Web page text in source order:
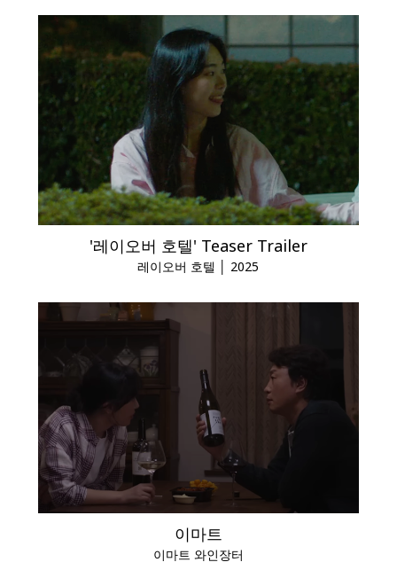
'레이오버 호텔' Teaser Trailer
레이오버 호텔 │ 2025
이마트
이마트 와인장터